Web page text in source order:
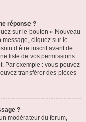
réponse ?
sur le bouton « Nouveau
cliquez sur le
d’être inscrit avant de
liste de vos permissions
Par exemple : vous pouvez
transférer des pièces
?
modérateur du forum,